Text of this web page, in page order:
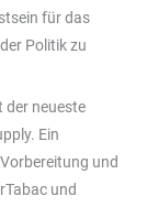
für das
Politik zu
der neueste
Ein
und
und